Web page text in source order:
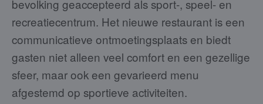
bevolking geaccepteerd als sport-, speel- en
recreatiecentrum. Het nieuwe restaurant is een
communicatieve ontmoetingsplaats en biedt
gasten niet alleen veel comfort en een gezellige
sfeer, maar ook een gevarieerd menu
afgestemd op sportieve activiteiten.